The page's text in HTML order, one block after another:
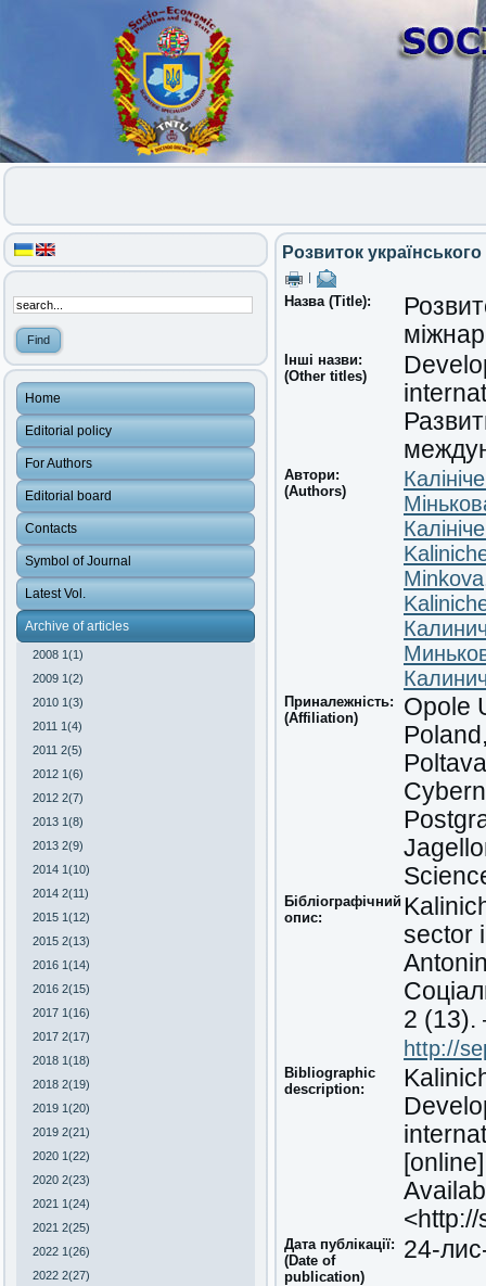
Home
Editorial policy
For Authors
Editorial board
Contacts
Symbol of Journal
Latest Vol.
Archive of articles
2008 1(1)
2009 1(2)
2010 1(3)
2011 1(4)
2011 2(5)
2012 1(6)
2012 2(7)
2013 1(8)
2013 2(9)
2014 1(10)
2014 2(11)
2015 1(12)
2015 2(13)
2016 1(14)
2016 2(15)
2017 1(16)
2017 2(17)
2018 1(18)
2018 2(19)
2019 1(20)
2019 2(21)
2020 1(22)
2020 2(23)
2021 1(24)
2021 2(25)
2022 1(26)
2022 2(27)
Розвиток
Назва (Title):
Інші назви:
(Other titles)
Автори:
(Authors)
Приналежність:
(Affiliation)
Opole
Бібліографічний
опис:
sector
2
http://
Bibliographic
description:
Дата публікації:
(Date of
publication)
24-